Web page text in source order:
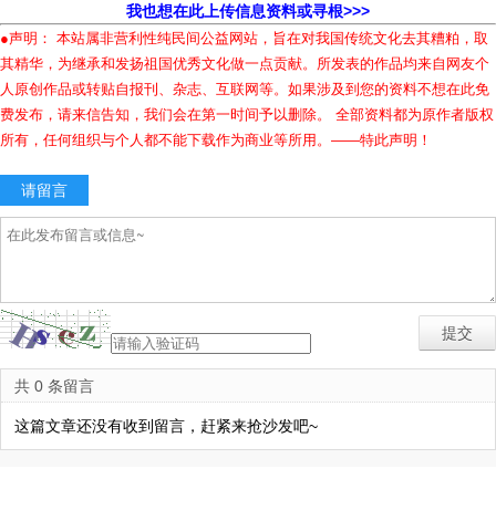
我也想在此上传信息资料或寻根>>>
●声明： 本站属非营利性纯民间公益网站，旨在对我国传统文化去其糟粕，取
其精华，为继承和发扬祖国优秀文化做一点贡献。所发表的作品均来自网友个
人原创作品或转贴自报刊、杂志、互联网等。如果涉及到您的资料不想在此免
费发布，请来信告知，我们会在第一时间予以删除。 全部资料都为原作者版权
所有，任何组织与个人都不能下载作为商业等所用。——特此声明！
请留言
共 0 条留言
这篇文章还没有收到留言，赶紧来抢沙发吧~